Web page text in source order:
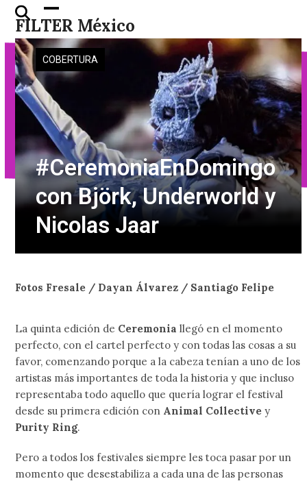
Skip
content
FILTER México
Open
mobile
menu
Close
mobile
menu
COBERTURA
#CeremoniaEnDomingo
con Björk, Underworld y
Nicolas Jaar
Fotos Fresale / Dayan Álvarez / Santiago Felipe
La quinta edición de Ceremonia llegó en el momento
perfecto, con el cartel perfecto y con todas las cosas a su
favor, comenzando porque a la cabeza tenían a uno de los
artistas más importantes de toda la historia y que incluso
representaba todo aquello que quería lograr el festival
desde su primera edición con Animal Collective y
Purity Ring.
Pero a todos los festivales siempre les toca pasar por un
momento que desestabiliza a cada una de las personas